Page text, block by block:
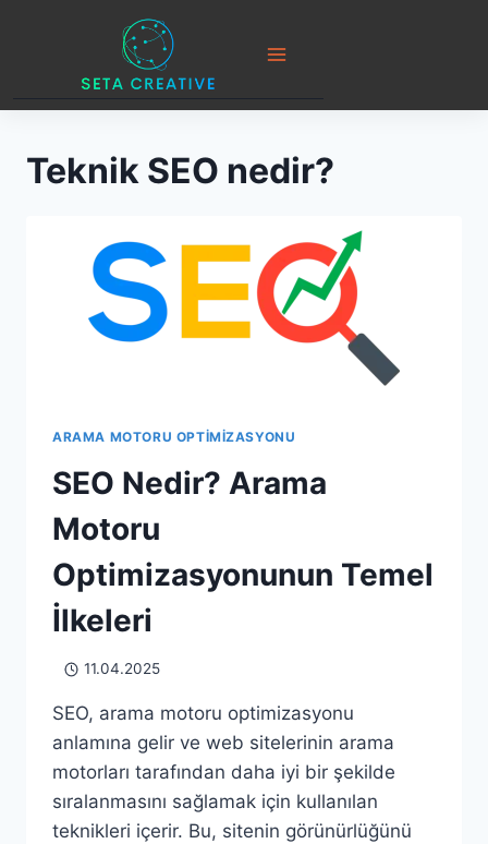
Teknik SEO nedir?
ARAMA MOTORU OPTIMIZASYONU
SEO Nedir? Arama
Motoru
Optimizasyonunun Temel
İlkeleri
11.04.2025
SEO, arama motoru optimizasyonu
anlamına gelir ve web sitelerinin arama
motorları tarafından daha iyi bir şekilde
sıralanmasını sağlamak için kullanılan
teknikleri içerir. Bu, sitenin görünürlüğünü